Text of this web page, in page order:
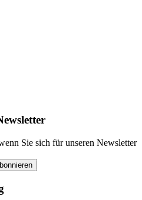
Sie sich für unseren Newsletter